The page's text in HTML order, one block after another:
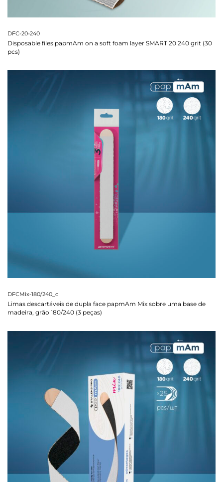
DFC-20-240
Disposable files papmAm on a soft foam layer SMART 20 240 grit (30
pcs)
DFCMix-180/240_c
Limas descartáveis de dupla face papmAm Mix sobre uma base de
madeira, grão 180/240 (3 peças)